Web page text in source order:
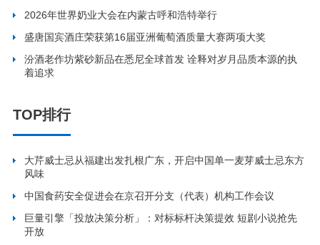
2026年世界奶业大会在内蒙古呼和浩特举行
盛唐国宾酒庄荣获第16届亚洲葡萄酒质量大赛两项大奖
汾酒老作坊紫砂新品在悉尼全球首发 诠释对岁月品质本源的执
着追求
TOP排行
大芹威士忌从福建出发扎根广东，开启中国单一麦芽威士忌东方
风味
中国食药安全促进会在京召开分支（代表）机构工作会议
巨量引擎「投放决策分析」：对标标杆决策提效 短剧小说抢先
开放